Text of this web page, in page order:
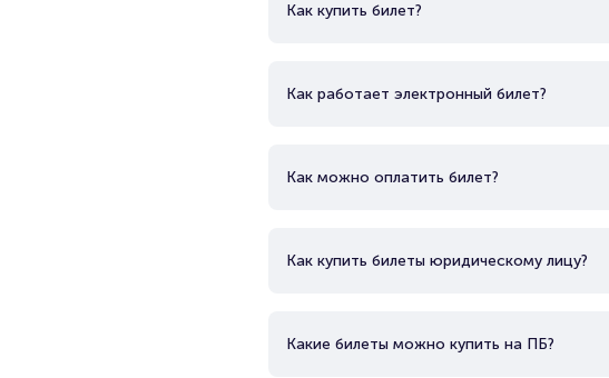
Точную дискографию следует уточнять на
Как купить билет?
Как работает электронный билет?
Как можно оплатить билет?
Как купить билеты юридическому лицу?
Какие билеты можно купить на ПБ?